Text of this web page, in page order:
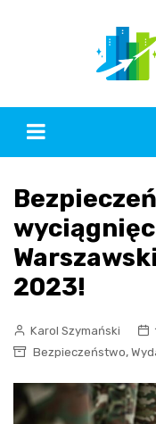
2023!
Karol Szymański
Bezpieczeństwo,